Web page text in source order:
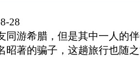
28
游希腊，但是其中一人的伴
昭著的骗子，这趟旅行也随